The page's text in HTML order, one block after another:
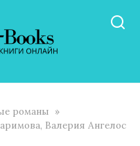
романы »
Валерия Ангелос